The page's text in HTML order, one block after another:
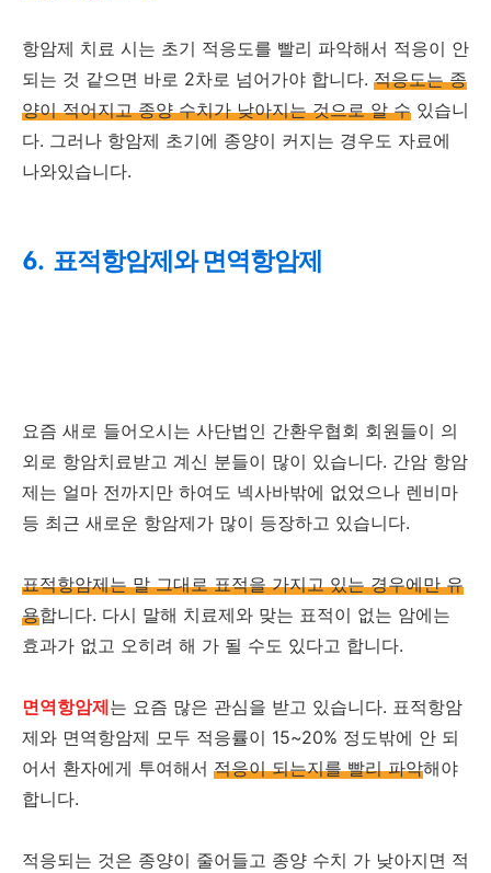
항암제 치료 시는 초기 적응도를 빨리 파악해서 적응이 안
되는 것 같으면 바로 2차로 넘어가야 합니다. 적응도는 종
양이 적어지고 종양 수치가 낮아지는 것으로 알 수 있습니
다. 그러나 항암제 초기에 종양이 커지는 경우도 자료에
나와있습니다.
6. 표적항암제와 면역항암제
요즘 새로 들어오시는 사단법인 간환우협회 회원들이 의
외로 항암치료받고 계신 분들이 많이 있습니다. 간암 항암
제는 얼마 전까지만 하여도 넥사바밖에 없었으나 렌비마
등 최근 새로운 항암제가 많이 등장하고 있습니다.
표적항암제는 말 그대로 표적을 가지고 있는 경우에만 유
용합니다. 다시 말해 치료제와 맞는 표적이 없는 암에는
효과가 없고 오히려 해 가 될 수도 있다고 합니다.
면역항암제는 요즘 많은 관심을 받고 있습니다. 표적항암
제와 면역항암제 모두 적응률이 15~20% 정도밖에 안 되
어서 환자에게 투여해서 적응이 되는지를 빨리 파악해야
합니다.
적응되는 것은 종양이 줄어들고 종양 수치 가 낮아지면 적